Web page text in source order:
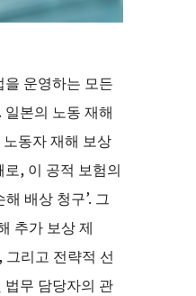
운영하는 모든
본의 노동 재해
동자 재해 보상
, 이 공적 보험의
배상 청구’. 그
추가 보상 제
리고 전략적 선
무 담당자의 관